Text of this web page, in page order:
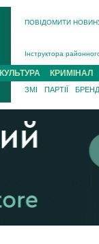
ПОВІДОМИТИ
Інструктора
В Ужгороді
В Ужгороді 5 серпня
Підтвердили
На війні з рф поліг
На війні загинув 26-
КУЛЬТУРА КРИМІНАЛ
ЗМІ ПАРТІЇ